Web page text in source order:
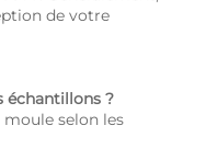
de votre
échantillons ?
selon les